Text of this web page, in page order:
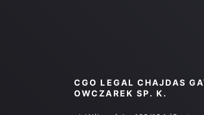
CGO LEGAL CHAJDAS
OWCZAREK SP. K.